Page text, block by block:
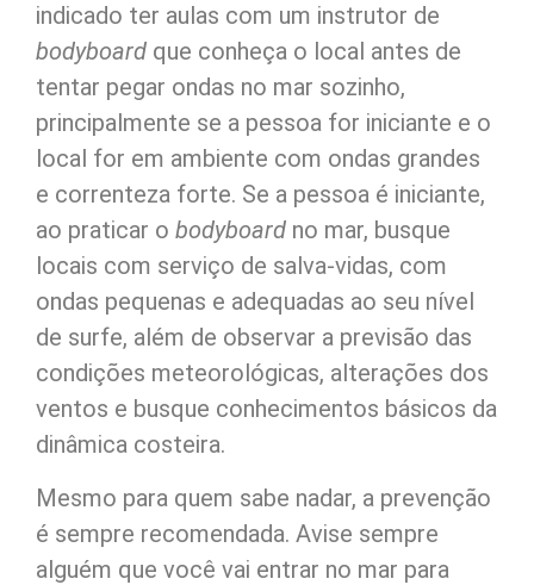
indicado ter aulas com um instrutor de
bodyboard que conheça o local antes de
tentar pegar ondas no mar sozinho,
principalmente se a pessoa for iniciante e o
local for em ambiente com ondas grandes
e correnteza forte. Se a pessoa é iniciante,
ao praticar o bodyboard no mar, busque
locais com serviço de salva-vidas, com
ondas pequenas e adequadas ao seu nível
de surfe, além de observar a previsão das
condições meteorológicas, alterações dos
ventos e busque conhecimentos básicos da
dinâmica costeira.
Mesmo para quem sabe nadar, a prevenção
é sempre recomendada. Avise sempre
alguém que você vai entrar no mar para